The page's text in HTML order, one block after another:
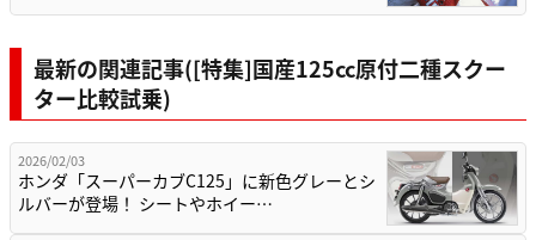
最新の関連記事([特集]国産125cc原付二種スクー
ター比較試乗)
2026/02/03
ホンダ「スーパーカブC125」に新色グレーとシ
ルバーが登場！ シートやホイー…